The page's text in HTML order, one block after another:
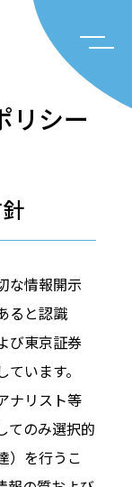
リシー
な情報開示
ると認識
び東京証券
います。
ナリスト等
てのみ選択的
）を行うこ